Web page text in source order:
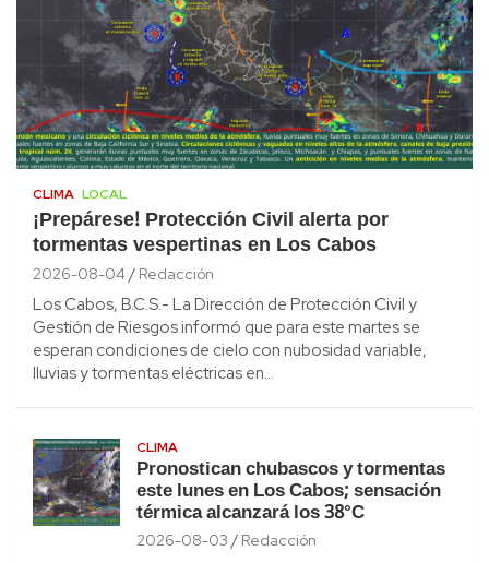
CLIMA LOCAL
¡Prepárese! Protección Civil alerta por
tormentas vespertinas en Los Cabos
2026-08-04 Redacción
Los Cabos, B.C.S.- La Dirección de Protección Civil y
Gestión de Riesgos informó que para este martes se
esperan condiciones de cielo con nubosidad variable,
lluvias y tormentas eléctricas en…
CLIMA
Pronostican chubascos y tormentas
este lunes en Los Cabos; sensación
térmica alcanzará los 38°C
2026-08-03 Redacción